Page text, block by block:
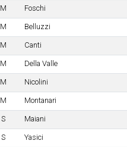
M Foschi
M Belluzzi
M Canti
M Della Valle
M Nicolini
M Montanari
S Maiani
S Yasici